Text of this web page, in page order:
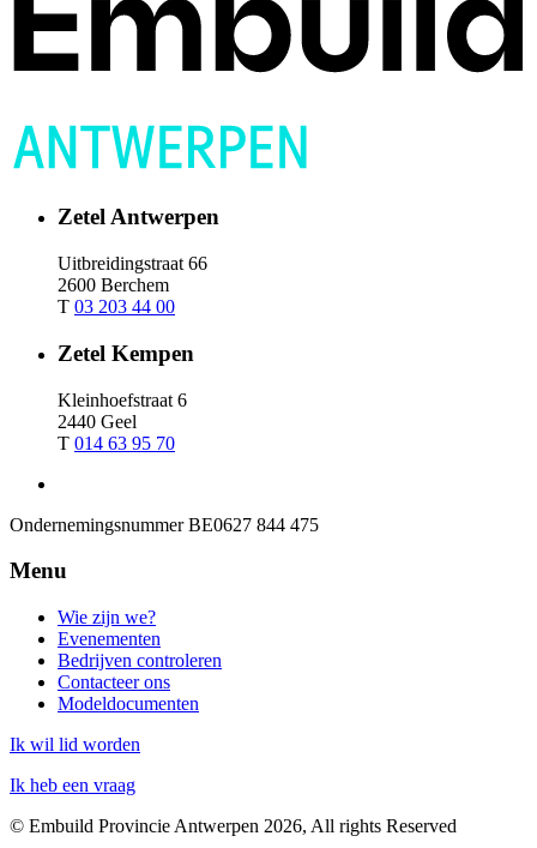
Zetel Antwerpen
Uitbreidingstraat 66
2600 Berchem
T 03 203 44 00
Zetel Kempen
Kleinhoefstraat 6
2440 Geel
T 014 63 95 70
OndernemingsnummerBE0627 844 475
Menu
Wie zijn we?
Evenementen
Bedrijven controleren
Contacteer ons
Modeldocumenten
Ik wil lid worden
Ik heb een vraag
© Embuild Provincie Antwerpen 2026, All rights Reserved